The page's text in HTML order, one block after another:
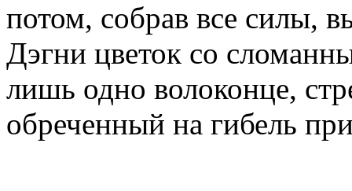
потом, собрав все силы,
Дэгни цветок со
лишь одно волоконце,
обреченный на гибель